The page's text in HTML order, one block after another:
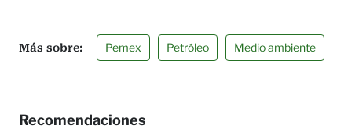
Pemex Petróleo Medio ambiente
Recomendaciones